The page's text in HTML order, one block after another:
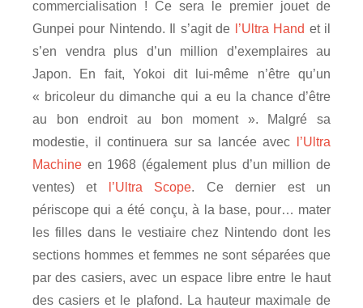
commercialisation ! Ce sera le premier jouet de
Gunpei pour Nintendo. Il s’agit de
l’Ultra Hand et il
s’en vendra plus d’un million d’exemplaires au
Japon. En fait, Yokoi dit lui-même n’être qu’un
« bricoleur du dimanche qui a eu la chance d’être
au bon endroit au bon moment ». Malgré sa
modestie, il continuera sur sa lancée avec
l’Ultra
Machine en 1968 (également plus d’un million de
ventes) et
l’Ultra Scope. Ce dernier est un
périscope qui a été conçu, à la base, pour… mater
les filles dans le vestiaire chez Nintendo dont les
sections hommes et femmes ne sont séparées que
par des casiers, avec un espace libre entre le haut
des casiers et le plafond. La hauteur maximale de